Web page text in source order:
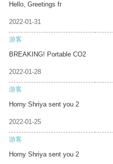
Hello, Greetings fr
2022-01-31
游客
BREAKING! Portable CO2
2022-01-28
游客
Horny Shriya sent you 2
2022-01-25
游客
Horny Shriya sent you 2